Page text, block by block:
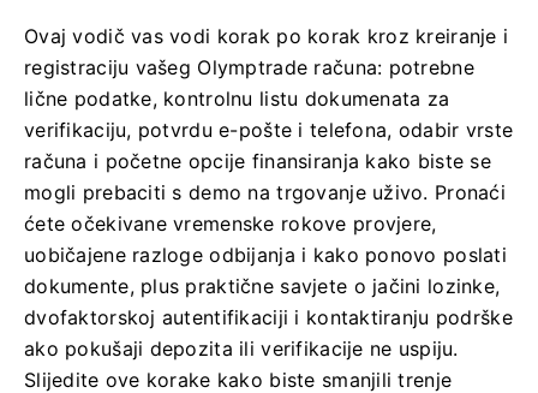
Ovaj vodič vas vodi korak po korak kroz kreiranje i
registraciju vašeg Olymptrade računa: potrebne
lične podatke, kontrolnu listu dokumenata za
verifikaciju, potvrdu e-pošte i telefona, odabir vrste
računa i početne opcije finansiranja kako biste se
mogli prebaciti s demo na trgovanje uživo. Pronaći
ćete očekivane vremenske rokove provjere,
uobičajene razloge odbijanja i kako ponovo poslati
dokumente, plus praktične savjete o jačini lozinke,
dvofaktorskoj autentifikaciji i kontaktiranju podrške
ako pokušaji depozita ili verifikacije ne uspiju.
Slijedite ove korake kako biste smanjili trenje